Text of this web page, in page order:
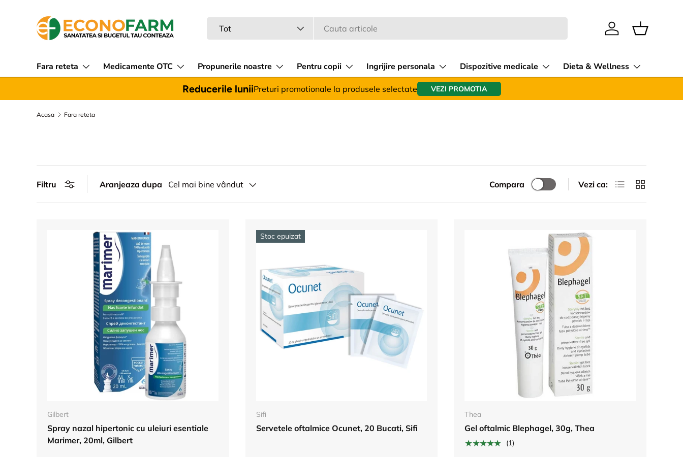
Sari la continut
Tot Intra in cont
Cos
Fara reteta Medicamente OTC Propunerile noastre Pentru copii Ingrijire personala Dispozitive medicale Dieta & Wellness
Reducerile luniiPreturi promotionale la produsele selectate VEZI PROMOTIA
Acasa Fara reteta
Filtru Aranjeaza dupa Cel mai bine vândut Compara Vezi ca: Lista Tabel
Gilbert
Spray nazal hipertonic cu uleiuri esentiale
Marimer, 20ml, Gilbert
Adauga in cos
Stoc epuizat
Sifi
Servetele oftalmice Ocunet, 20 Bucati, Sifi
Thea
Gel oftalmic Blephagel, 30g, Thea
★★★★★
(1)
Adauga in cos